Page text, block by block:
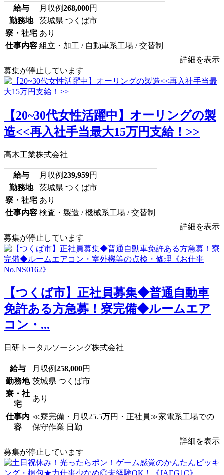
給与 月収例268,000円
勤務地
茨城県 つくば市
寮・社宅 あり
仕事内容 組立・加工 / 自動車系工場 / 交替制
詳細を表示
募集が停止しています
【20~30代女性活躍中】オーリングの製
造<<再入社手当最大15万円支給！>>
高木工業株式会社
給与 月収例239,959円
勤務地
茨城県 つくば市
寮・社宅 あり
仕事内容 検査・製造 / 機械系工場 / 交替制
詳細を表示
募集が停止しています
【つくば市】正社員募集◆普通自動車
免許ある方急募！寮完備◆ルームエア
コン・...
日研トータルソーシング株式会社
給与 月収例258,000円
勤務地 茨城県 つくば市
寮・社
宅
あり
仕事内
容
≪寮完備・月収25.5万円・正社員≫家電系工場での
保守作業 日勤
詳細を表示
募集が停止しています